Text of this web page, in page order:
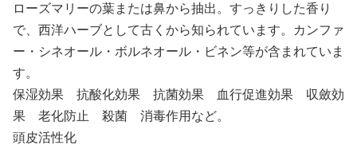
ローズマリーの葉または鼻から抽出。すっきりした香り
で、西洋ハーブとして古くから知られています。カンファ
ー・シネオール・ボルネオール・ビネン等が含まれていま
す。
保湿効果 抗酸化効果 抗菌効果 血行促進効果 収斂効
果 老化防止 殺菌 消毒作用など。
頭皮活性化